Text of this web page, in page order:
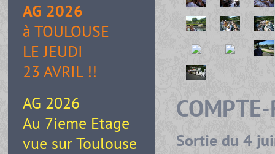
AG 2026
à TOULOUSE
LE JEUDI
23 AVRIL !!
AG 2026
Au 7ieme Etage
vue sur Toulouse
Sortie du 4